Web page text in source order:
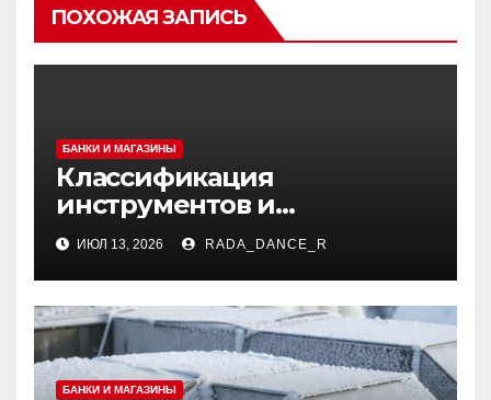
ПОХОЖАЯ ЗАПИСЬ
БАНКИ И МАГАЗИНЫ
Классификация
инструментов и
аксессуаров для маникюра
и педикюра
ИЮЛ 13, 2026 RADA_DANCE_R
БАНКИ И МАГАЗИНЫ